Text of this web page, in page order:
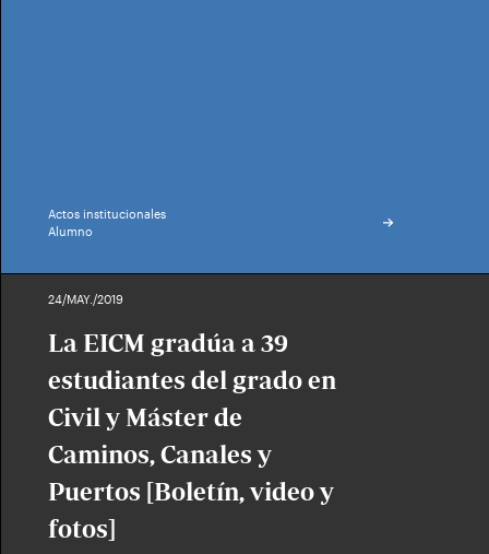
Actos institucionales
Alumno
24/MAY./2019
La EICM gradúa a 39
estudiantes del grado en
Civil y Máster de
Caminos, Canales y
Puertos [Boletín, video y
fotos]